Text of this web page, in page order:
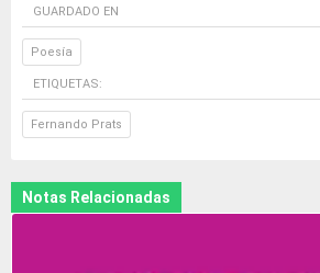
GUARDADO EN
Poesía
ETIQUETAS:
Fernando Prats
Notas Relacionadas